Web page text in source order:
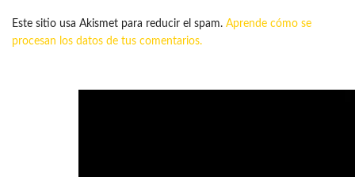
Este sitio usa Akismet para reducir el spam. Aprende cómo se
procesan los datos de tus comentarios.